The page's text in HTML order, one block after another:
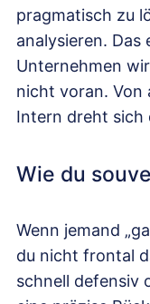
pragmatisch zu
analysieren. Das
Unternehmen
nicht voran. Von
Intern dreht sich
Wie du
Wenn jemand
du nicht frontal
schnell defensiv